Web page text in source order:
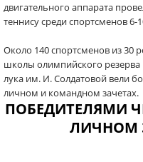
двигательного аппарата
теннису среди спортсменов 6-
Около 140 спортсменов из 30
школы олимпийского резерва
лука им. И. Солдатовой вели
личном и командном зачетах.
ПОБЕДИТЕЛЯМИ
ЛИЧНОМ